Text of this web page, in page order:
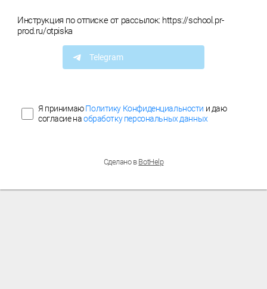
Инструкция по отписке от рассылок: https://school.pr-
prod.ru/otpiska
Telegram
Я принимаюПолитику Конфиденциальности и даю
согласие наобработку персональных данных
Сделано в BotHelp